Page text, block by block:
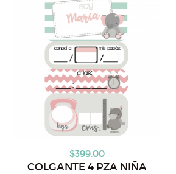
$399.00
COLGANTE 4 PZA NIÑA